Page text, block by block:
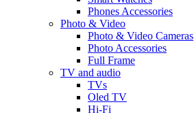
Phones Accessories
Photo & Video
Photo & Video Cameras
Photo Accessories
Full Frame
TV and audio
TVs
Oled TV
Hi-Fi